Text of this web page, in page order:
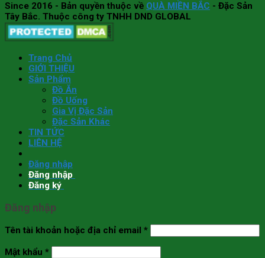
Since 2016 - Bản quyền thuộc về QUÀ MIỀN BẮC - Đặc Sản
Tây Bắc. Thuộc công ty TNHH DND GLOBAL
Trang Chủ
GIỚI THIỆU
Sản Phẩm
Đồ Ăn
Đồ Uống
Gia Vị Đặc Sản
Đặc Sản Khác
TIN TỨC
LIÊN HỆ
Đăng nhập
Đăng nhập
Đăng ký
Đăng nhập
Tên tài khoản hoặc địa chỉ email *
Mật khẩu *